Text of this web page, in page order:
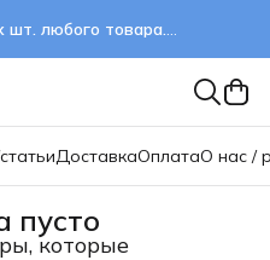
шт. любого товара.
ДоставкаОплатаО нас /
пусто
которые